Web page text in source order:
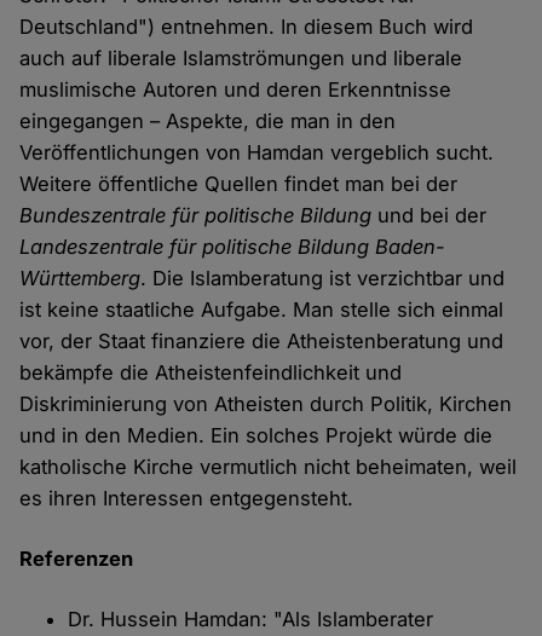
Deutschland") entnehmen. In diesem Buch wird
auch auf liberale Islamströmungen und liberale
muslimische Autoren und deren Erkenntnisse
eingegangen – Aspekte, die man in den
Veröffentlichungen von Hamdan vergeblich sucht.
Weitere öffentliche Quellen findet man bei der
Bundeszentrale für politische Bildung und bei der
Landeszentrale für politische Bildung Baden-
Württemberg. Die Islamberatung ist verzichtbar und
ist keine staatliche Aufgabe. Man stelle sich einmal
vor, der Staat finanziere die Atheistenberatung und
bekämpfe die Atheistenfeindlichkeit und
Diskriminierung von Atheisten durch Politik, Kirchen
und in den Medien. Ein solches Projekt würde die
katholische Kirche vermutlich nicht beheimaten, weil
es ihren Interessen entgegensteht.
Referenzen
Dr. Hussein Hamdan: "Als Islamberater